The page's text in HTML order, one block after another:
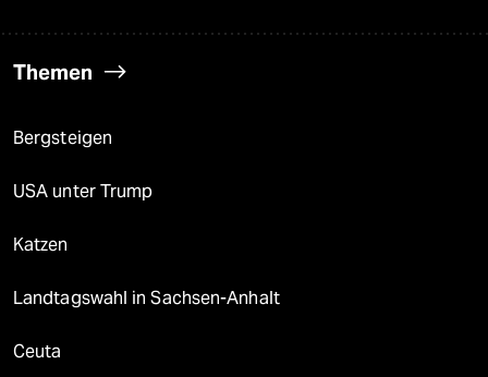
Themen
Bergsteigen
USA unter Trump
Katzen
Landtagswahl in Sachsen-Anhalt
Ceuta